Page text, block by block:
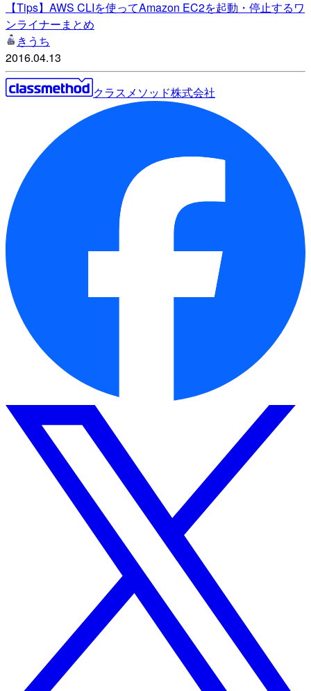
【Tips】AWS CLIを使ってAmazon EC2を起動・停止するワ
ンライナーまとめ
きうち
2016.04.13
クラスメソッド株式会社